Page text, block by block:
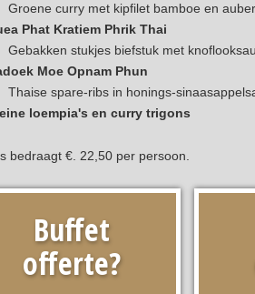
curry met kipfilet bamboe en
Phat Kratiem Phrik Thai
stukjes biefstuk met
Moe Opnam Phun
spare-ribs in honings-
loempia's en curry trigons
bedraagt €. 22,50 per persoon.
Buffet
offerte?